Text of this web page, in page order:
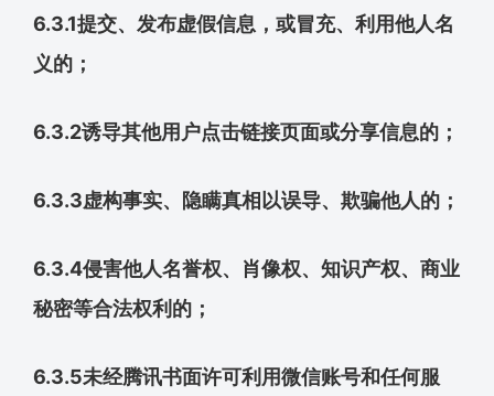
6.3.1提交、发布虚假信息，或冒充、利用他人名
义的；
6.3.2诱导其他用户点击链接页面或分享信息的；
6.3.3虚构事实、隐瞒真相以误导、欺骗他人的；
6.3.4侵害他人名誉权、肖像权、知识产权、商业
秘密等合法权利的；
6.3.5未经腾讯书面许可利用微信账号和任何服